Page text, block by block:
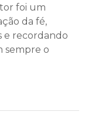
foi um
da fé,
e recordando
sempre o